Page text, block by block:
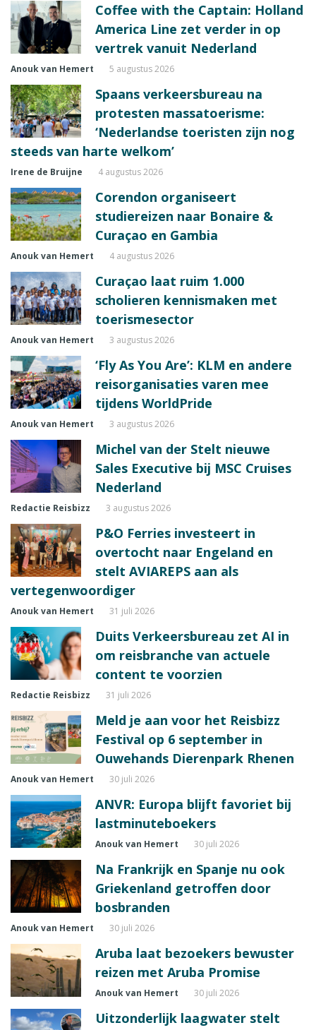
Coffee with the Captain: Holland
America Line zet verder in op
vertrek vanuit Nederland
Anouk van Hemert 5 augustus 2026
Spaans verkeersbureau na
protesten massatoerisme:
‘Nederlandse toeristen zijn nog
steeds van harte welkom’
Irene de Bruijne 4 augustus 2026
Corendon organiseert
studiereizen naar Bonaire &
Curaçao en Gambia
Anouk van Hemert 4 augustus 2026
Curaçao laat ruim 1.000
scholieren kennismaken met
toerismesector
Anouk van Hemert 3 augustus 2026
‘Fly As You Are’: KLM en andere
reisorganisaties varen mee
tijdens WorldPride
Anouk van Hemert 3 augustus 2026
Michel van der Stelt nieuwe
Sales Executive bij MSC Cruises
Nederland
Redactie Reisbizz 3 augustus 2026
P&O Ferries investeert in
overtocht naar Engeland en
stelt AVIAREPS aan als
vertegenwoordiger
Anouk van Hemert 31 juli 2026
Duits Verkeersbureau zet AI in
om reisbranche van actuele
content te voorzien
Redactie Reisbizz 31 juli 2026
Meld je aan voor het Reisbizz
Festival op 6 september in
Ouwehands Dierenpark Rhenen
Anouk van Hemert 30 juli 2026
ANVR: Europa blijft favoriet bij
lastminuteboekers
Anouk van Hemert 30 juli 2026
Na Frankrijk en Spanje nu ook
Griekenland getroffen door
bosbranden
Anouk van Hemert 30 juli 2026
Aruba laat bezoekers bewuster
reizen met Aruba Promise
Anouk van Hemert 30 juli 2026
Uitzonderlijk laagwater stelt